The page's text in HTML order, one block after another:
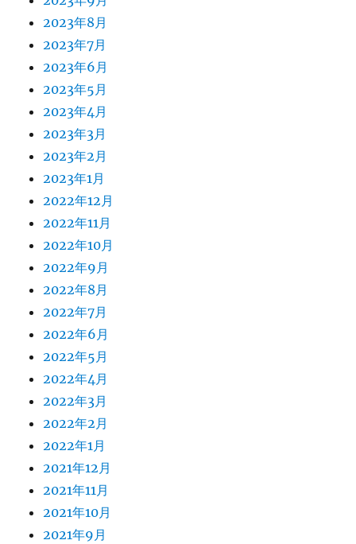
2023年8月
2023年7月
2023年6月
2023年5月
2023年4月
2023年3月
2023年2月
2023年1月
2022年12月
2022年11月
2022年10月
2022年9月
2022年8月
2022年7月
2022年6月
2022年5月
2022年4月
2022年3月
2022年2月
2022年1月
2021年12月
2021年11月
2021年10月
2021年9月